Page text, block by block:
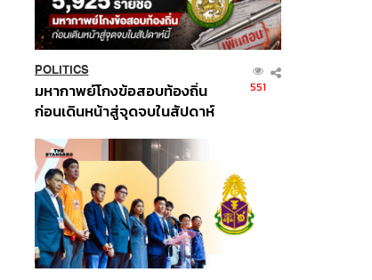
POLITICS
มหากาพย์โกงข้อสอบท้องถิ่น
ก่อนเดินหน้าสู่จุดจบในสัปดาห์
551